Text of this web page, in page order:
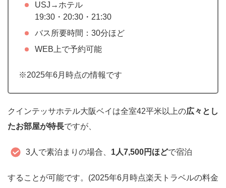
USJ→ホテル
19:30・20:30・21:30
バス所要時間：30分ほど
WEB上で予約可能
※2025年6月時点の情報です
クインテッサホテル大阪ベイは全室42平米以上の広々とし
たお部屋が特長ですが、
3人で素泊まりの場合、 1人7,500円ほどで宿泊
することが可能です。(2025年6月時点楽天トラベルの料金